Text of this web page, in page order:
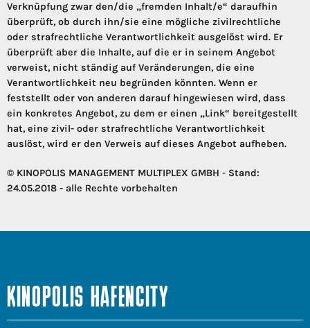
Verknüpfung zwar den/die „fremden Inhalt/e“ daraufhin
überprüft, ob durch ihn/sie eine mögliche zivilrechtliche
oder strafrechtliche Verantwortlichkeit ausgelöst wird. Er
überprüft aber die Inhalte, auf die er in seinem Angebot
verweist, nicht ständig auf Veränderungen, die eine
Verantwortlichkeit neu begründen könnten. Wenn er
feststellt oder von anderen darauf hingewiesen wird, dass
ein konkretes Angebot, zu dem er einen „Link“ bereitgestellt
hat, eine zivil- oder strafrechtliche Verantwortlichkeit
auslöst, wird er den Verweis auf dieses Angebot aufheben.
© KINOPOLIS MANAGEMENT MULTIPLEX GMBH - Stand:
24.05.2018 - alle Rechte vorbehalten
KINOPOLIS HAFENCITY